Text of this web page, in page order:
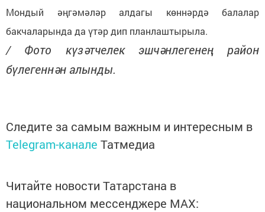
Мондый әңгәмәләр алдагы көннәрдә балалар
бакчаларында да үтәр дип планлаштырыла.
/ Фото күзәтчелек эшчәнлегенең район
бүлегеннән алынды.
Следите за самым важным и интересным в
Telegram-канале Татмедиа
Читайте новости Татарстана в
национальном мессенджере MАХ: